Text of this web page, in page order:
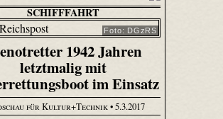
SCHIFFFAHRT
Foto: DGzRS
1942 Jahren
letztmalig mit
im Einsatz
für Kultur+Technik• 5.3.2017